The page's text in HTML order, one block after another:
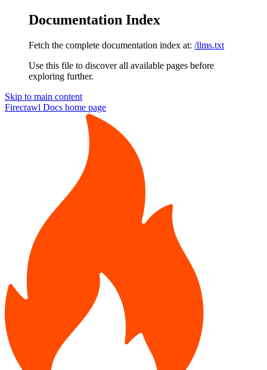
Documentation Index
Fetch the complete documentation index at: /llms.txt
Use this file to discover all available pages before
exploring further.
Skip to main content
Firecrawl Docs home page